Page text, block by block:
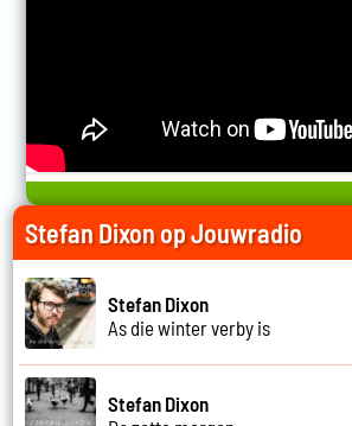
Stefan Dixon op Jouwradio
Stefan Dixon
As die winter verby is
Stefan Dixon